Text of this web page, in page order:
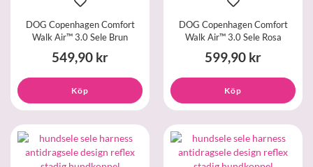
DOG Copenhagen Comfort
Walk Air™ 3.0 Sele Brun
549,90 kr
Köp
DOG Copenhagen Comfort
Walk Air™ 3.0 Sele Rosa
599,90 kr
Köp